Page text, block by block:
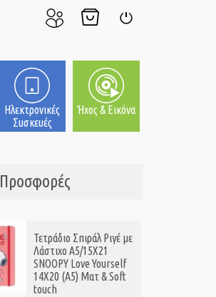
μου
Ηλεκτρονικές
Συσκευές
Ήχος & Εικόνα
Προσφορές
Τετράδιο Σπιράλ Ριγέ με
Λάστιχο A5/15X21
SNOOPY Love Yourself
14X20 (Α5) Ματ & Soft
touch